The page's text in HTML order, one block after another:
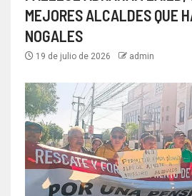
MEJORES ALCALDES QUE
NOGALES
19 de julio de 2026 admin